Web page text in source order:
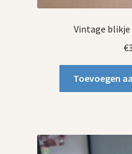
Vintage blikje
€
Toevoegen